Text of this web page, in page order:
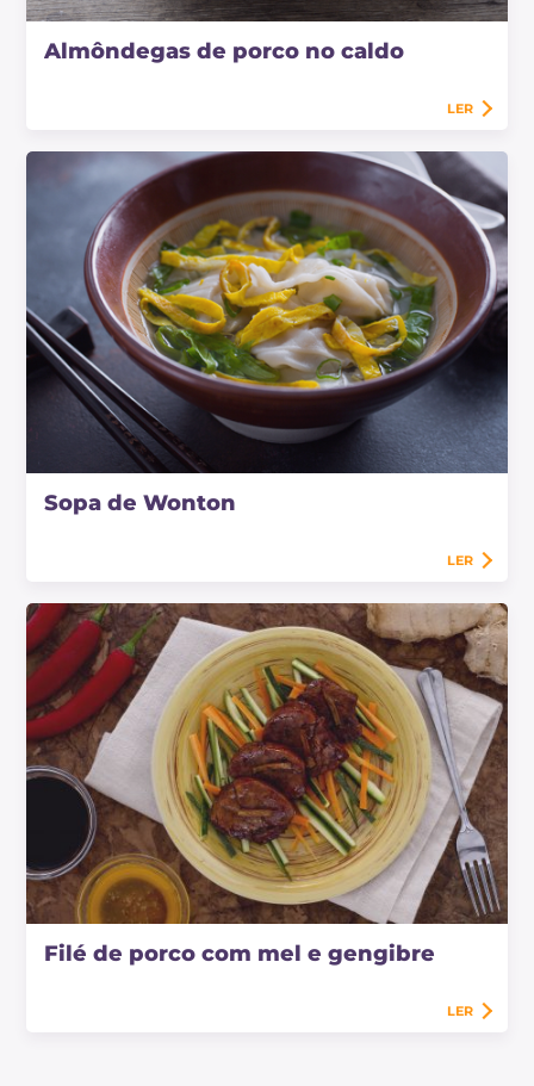
Almôndegas de porco no caldo
LER
Sopa de Wonton
LER
Filé de porco com mel e gengibre
LER